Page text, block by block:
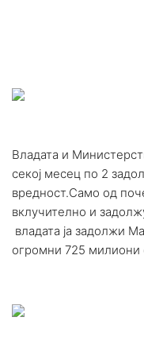
Владата и
секој месец по 2
вредност.Само од
вклучително и
владата ја задолжи
огромни 725 милиони